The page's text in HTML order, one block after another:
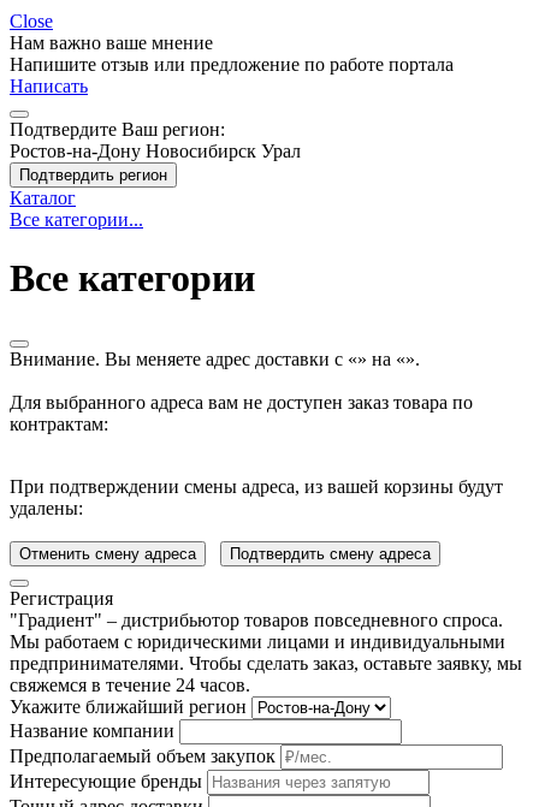
Close
Нам важно ваше мнение
Напишите отзыв или предложение по работе портала
Написать
Подтвердите Ваш регион:
Ростов-на-Дону Новосибирск Урал
Подтвердить регион
Каталог
Все категории...
Все категории
Внимание. Вы меняете адрес доставки с «» на «».
Для выбранного адреса вам не доступен заказ товара по
контрактам:
При подтверждении смены адреса, из вашей корзины будут
удалены:
Отменить смену адреса Подтвердить смену адреса
Регистрация
"Градиент" – дистрибьютор товаров повседневного спроса.
Мы работаем с юридическими лицами и индивидуальными
предпринимателями. Чтобы сделать заказ, оставьте заявку, мы
свяжемся в течение 24 часов.
Укажите ближайший регион
Название компании
Предполагаемый объем закупок
Интересующие бренды